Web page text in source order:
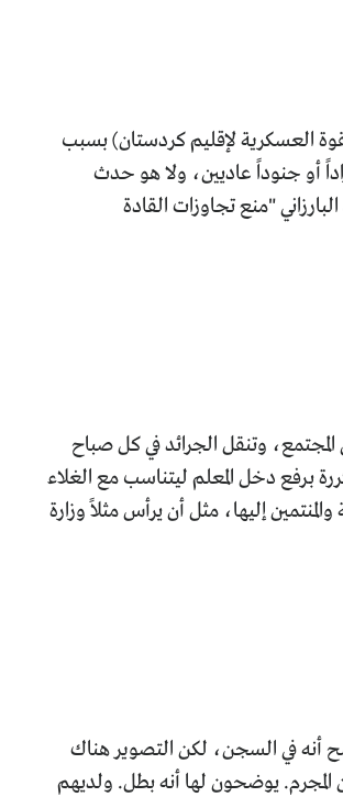
العسكرية لإقليم كردستان) بسبب
أو جنوداً عاديين، ولا هو حدث
"منع تجاوزات القادة
وتنقل الجرائد في كل صباح
برفع دخل المعلم ليتناسب مع الغلاء
إليها، مثل أن يرأس مثلاً وزارة
أنه في السجن، لكن التصوير هناك
يوضحون لها أنه بطل. ولديهم